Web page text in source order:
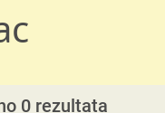
0 rezultata